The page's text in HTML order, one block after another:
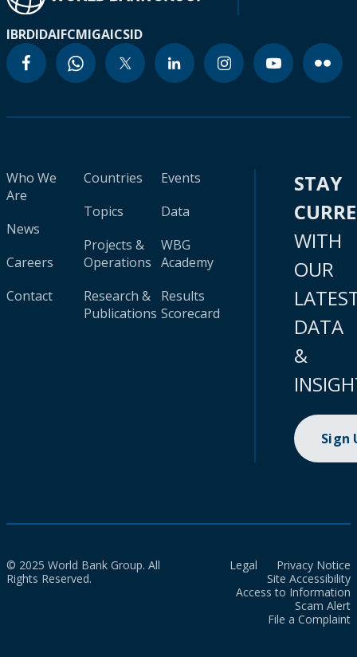
IBRDIDAIFCMIGAICSID
Who We
Are
News
Careers
Contact
Countries
Topics
Projects &
Operations
Research &
Publications
Events
Data
WBG
Academy
Results
Scorecard
STAY
WITH
OUR
DATA
&
Sign
© 2025 World Bank Group. All
Rights Reserved.
Legal
Privacy Notice
Site Accessibility
Access to Information
Scam Alert
File a Complaint